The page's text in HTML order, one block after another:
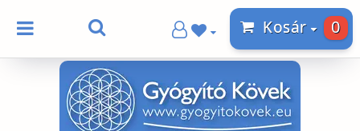
Kosár 0